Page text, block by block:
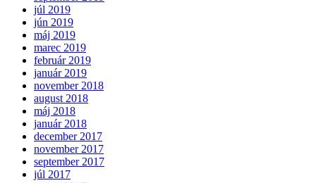
júl 2019
jún 2019
máj 2019
marec 2019
február 2019
január 2019
november 2018
august 2018
máj 2018
január 2018
december 2017
november 2017
september 2017
júl 2017